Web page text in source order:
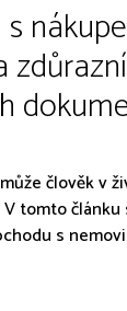
člověk v
tomto
s